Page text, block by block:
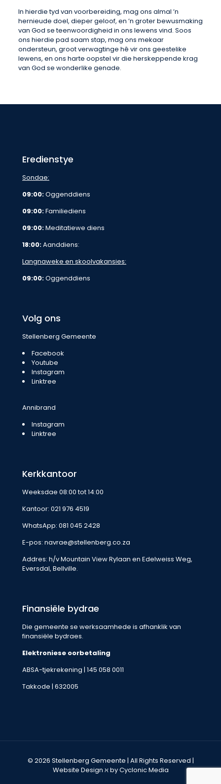
In hierdie tyd van voorbereiding, mag ons almal ’n
hernieude doel, dieper geloof, en ’n groter bewusmaking
van God se teenwoordigheid in ons lewens vind. Soos
ons hierdie pad saam stap, mag ons mekaar
ondersteun, groot verwagtinge hê vir ons geestelike
lewens, en ons harte oopstel vir die herskeppende krag
van God se wonderlike genade.
Eredienstye
Sondae:
09:00:Oggenddiens
09:00:Familiediens
09:00:Meditatiewe diens
18:00:Aanddiens:
Langnaweke en skoolvakansies:
09:00:Oggenddiens
Volg ons
Stellenberg Gemeente
Facebook
Youtube
Instagram
Linktree
Annibrand
Instagram
Linktree
Kerkkantoor
Weeksdae 08:00 tot 14:00
Kantoor: 021 976 4519
WhatsApp: 081 045 2428
E-pos: navrae@stellenberg.co.za
Addres: h/v Mountain View Rylaan en Edelweiss Weg,
Eversdal, Bellville.
Finansiële bydrae
Die gemeente se werksaamhede is afhanklik van
finansiële bydraes.
Elektroniese oorbetaling
ABSA-tjekrekening | 145 058 0011
Takkode | 632005
© 2026 Stellenberg Gemeente | All Rights Reserved |
Website Design ℵ by Cyclonic Media